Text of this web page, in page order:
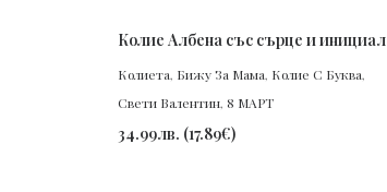
ПОРЪЧАЙ
Колие Албена със сърце и инициал
Колиета, Бижу За Мама, Колие С Буква,
Свети Валентин, 8 МАРТ
34.99лв. (17.89€)